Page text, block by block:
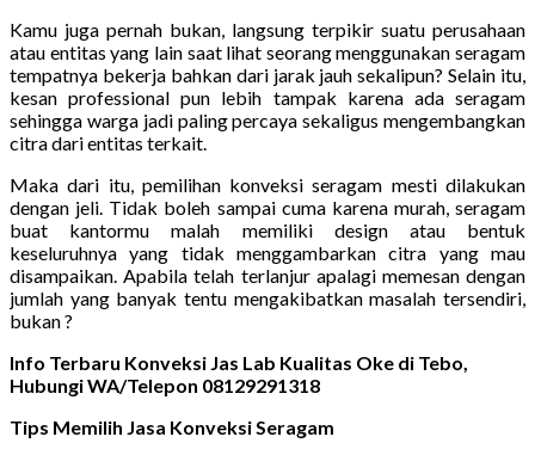
Kamu juga pernah bukan, langsung terpikir suatu perusahaan
atau entitas yang lain saat lihat seorang menggunakan seragam
tempatnya bekerja bahkan dari jarak jauh sekalipun? Selain itu,
kesan professional pun lebih tampak karena ada seragam
sehingga warga jadi paling percaya sekaligus mengembangkan
citra dari entitas terkait.
Maka dari itu, pemilihan konveksi seragam mesti dilakukan
dengan jeli. Tidak boleh sampai cuma karena murah, seragam
buat kantormu malah memiliki design atau bentuk
keseluruhnya yang tidak menggambarkan citra yang mau
disampaikan. Apabila telah terlanjur apalagi memesan dengan
jumlah yang banyak tentu mengakibatkan masalah tersendiri,
bukan ?
Info Terbaru Konveksi Jas Lab Kualitas Oke di Tebo,
Hubungi WA/Telepon 08129291318
Tips Memilih Jasa Konveksi Seragam